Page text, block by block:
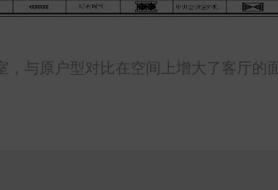
，与原户型对比在空间上增大了客厅